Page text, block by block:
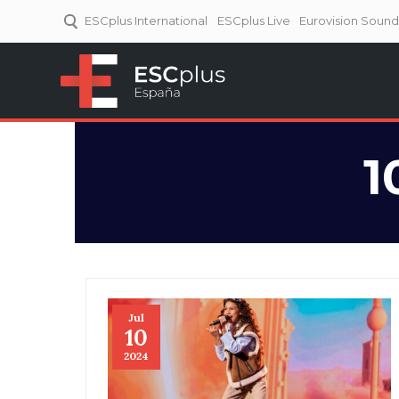
ESCplus International ESCplus Live Eurovision Sound
Jul
10
2024